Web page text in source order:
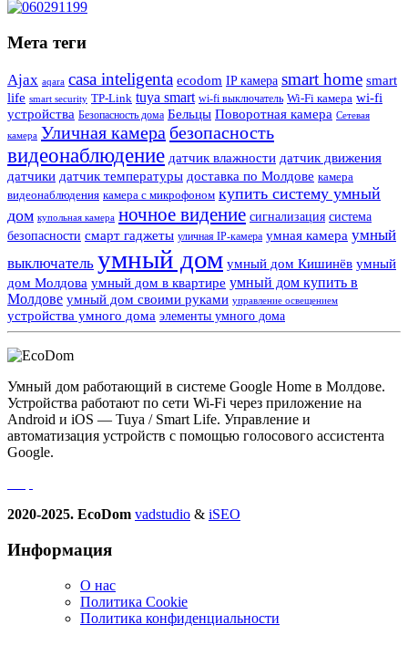
Мета теги
Ajax aqara casa inteligenta ecodom IP камера smart home smart
life smart security TP-Link tuya smart wi-fi выключатель Wi-Fi камера wi-fi
устройства Безопасность дома Бельцы Поворотная камера Сетевая
камера Уличная камера безопасность
видеонаблюдение датчик влажности датчик движения
датчики датчик температуры доставка по Молдове камера
видеонаблюдения камера с микрофоном купить систему умный
дом купольная камера ночное видение сигнализация система
безопасности смарт гаджеты уличная IP-камера умная камера умный
выключатель умный дом умный дом Кишинёв умный
дом Молдова умный дом в квартире умный дом купить в
Молдове умный дом своими руками управление освещением
устройства умного дома элементы умного дома
Умный дом работающий в системе Google Home в Молдове.
Устройства работают по сети Wi-Fi через приложение на
Android и iOS — Tuya / Smart Life. Управление и
автоматизация устройств с помощью голосового ассистента
Google.
2020-2025. EcoDom vadstudio & iSEO
Информация
О нас
Политика Сookie
Политика конфиденциальности